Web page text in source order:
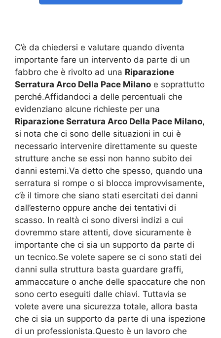
C’è da chiedersi e valutare quando diventa
importante fare un intervento da parte di un
fabbro che è rivolto ad una Riparazione
Serratura Arco Della Pace Milano e soprattutto
perché.Affidandoci a delle percentuali che
evidenziano alcune richieste per una
Riparazione Serratura Arco Della Pace Milano,
si nota che ci sono delle situazioni in cui è
necessario intervenire direttamente su queste
strutture anche se essi non hanno subito dei
danni esterni.Va detto che spesso, quando una
serratura si rompe o si blocca improvvisamente,
c’è il timore che siano stati esercitati dei danni
dall’esterno oppure anche dei tentativi di
scasso. In realtà ci sono diversi indizi a cui
dovremmo stare attenti, dove sicuramente è
importante che ci sia un supporto da parte di
un tecnico.Se volete sapere se ci sono stati dei
danni sulla struttura basta guardare graffi,
ammaccature o anche delle spaccature che non
sono certo eseguiti dalle chiavi. Tuttavia se
volete avere una sicurezza totale, allora basta
che ci sia un supporto da parte di una ispezione
di un professionista.Questo è un lavoro che